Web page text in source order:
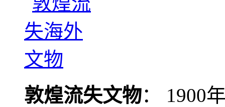
敦煌流失文物： 1900